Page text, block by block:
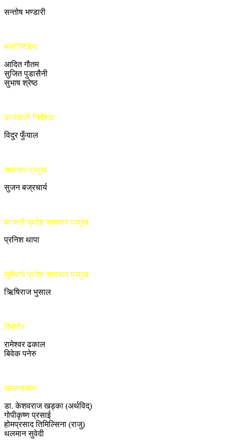
सन्तोष भण्डारी
मल्टीमिडिया
आदित गौतम
सुजित पुडासैनी
सुभाष श्रेष्ठ
कार्यकारी निर्देशक
विदुर फुँयाल
समाचार प्रमुख
सुजन बज्रचार्य
बागमती प्रदेश समाचार प्रमुख
प्रनिश थापा
लुम्बिनी प्रदेश समाचार प्रमुख
ऋिषिराज भुसाल
रिपोर्टर
रामेश्वर ढकाल
बिवेक पनेरु
सल्लाहकार
डा. केशवराज खड्का (अर्थविद्)
गोपीकृष्ण प्रसाई
होमप्रसाद तिमिल्सिना (राजु)
थलमान सुवेदी